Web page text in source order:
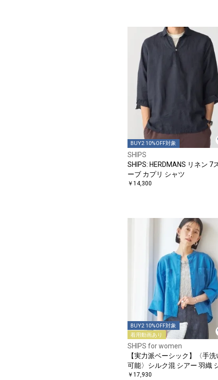
BUY2 10%OFF対象
SHIPS
SHIPS: HERDMANS リネン 7
ーブ カプリ シャツ
￥14,300
BUY2 10%OFF対象
着用動画あり
SHIPS for women
【実力派ベーシック】〈手洗
可能〉シルク混 シアー 羽織
ツ
￥17,930